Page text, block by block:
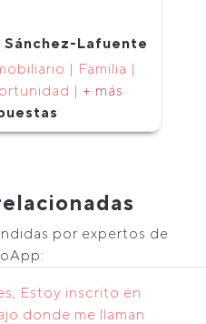
Lafuente
| Familia |
| + más
por expertos de
Estoy inscrito en
donde me llaman